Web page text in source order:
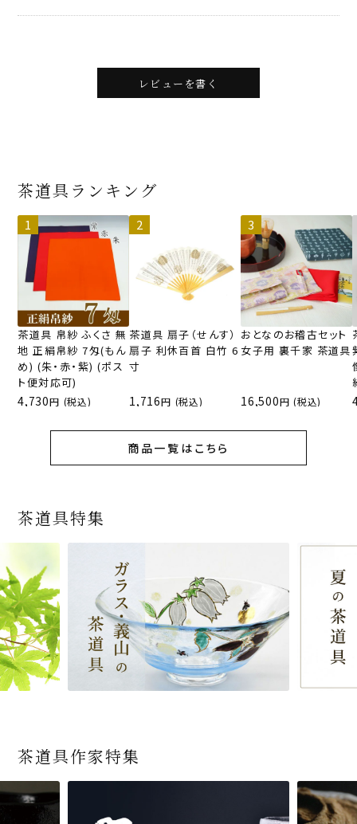
レビューを書く
茶道具ランキング
茶道具 帛紗 ふくさ 無
地 正絹帛紗 7匁(もん
め) (朱・赤・紫) (ポス
ト便対応可)
4,730 (税込)
茶道具 扇子（せんす）
扇子 利休百首 白竹 6
寸
1,716 (税込)
おとなのお稽古セット
女子用 裏千家 茶道具
16,500 (税込)
商品一覧はこちら
茶道具特集
茶道具作家特集